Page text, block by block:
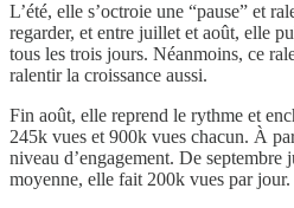
L’été, elle s’octroie une “pause” et
regarder, et entre juillet et août, elle
tous les trois jours. Néanmoins, ce
ralentir la croissance aussi.
Fin août, elle reprend le rythme et
245k vues et 900k vues chacun. À
niveau d’engagement. De septembre
moyenne, elle fait 200k vues par jour.